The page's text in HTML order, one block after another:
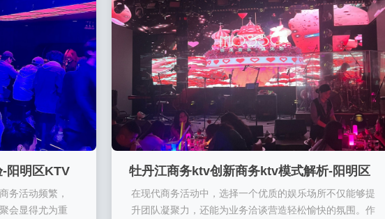
阳明区KTV
务活动频繁，
会显得尤为重
牡丹江商务ktv创新商务ktv模式解析-阳明区
KTV订房
在现代商务活动中，选择一个优质的娱乐场所不仅能够提
升团队凝聚力，还能为业务洽谈营造轻松愉快的氛围。作